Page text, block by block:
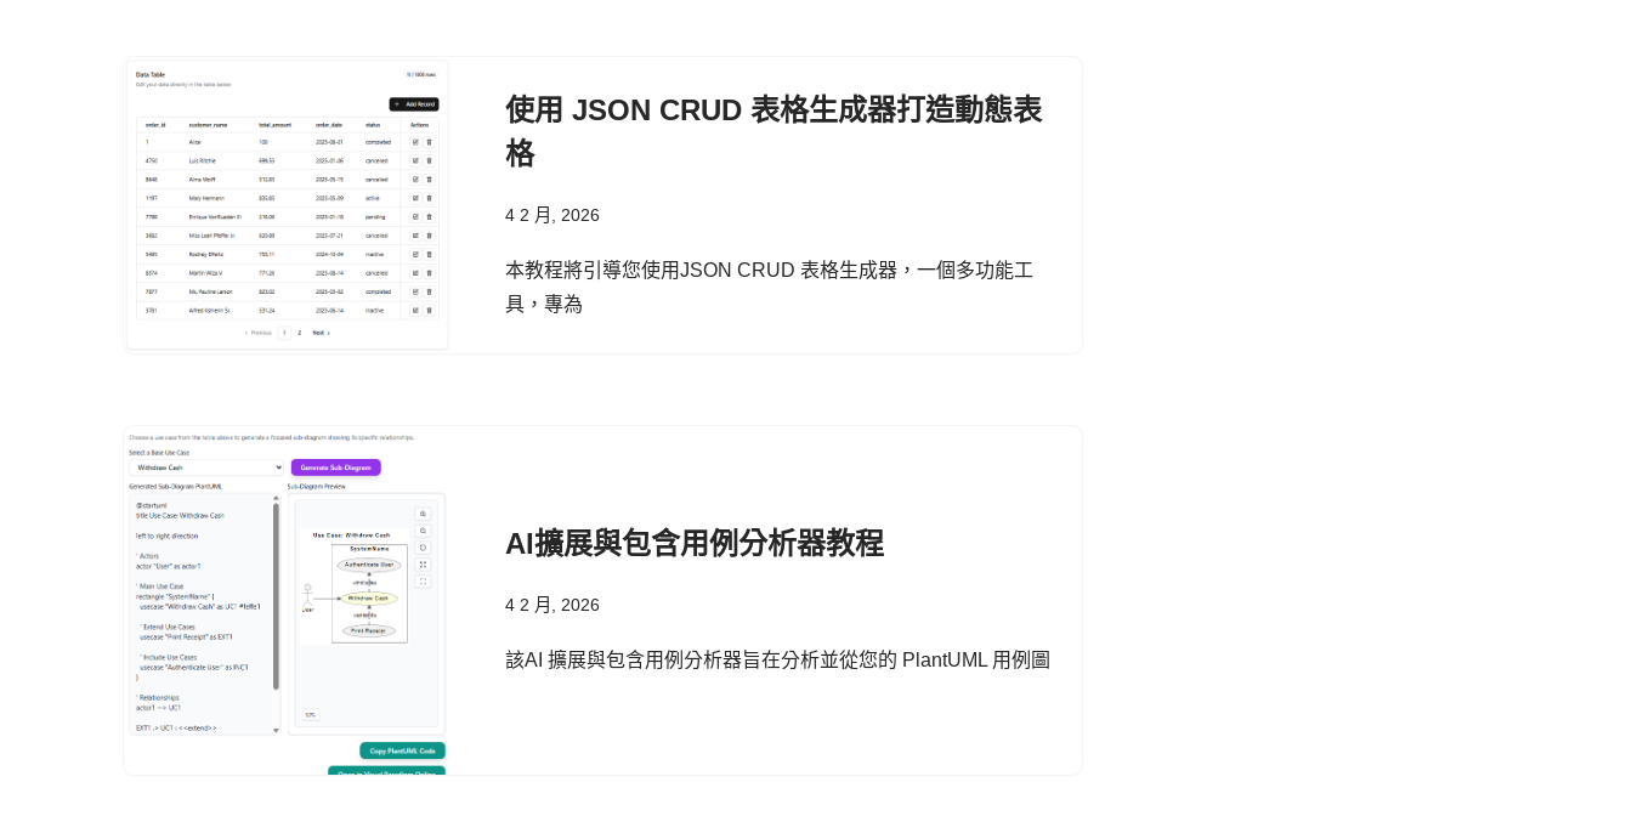
使用 JSON CRUD 表格生成器打造動態表
格
4 2 月, 2026
本教程將引導您使用JSON CRUD 表格生成器，一個多功能工
具，專為
AI擴展與包含用例分析器教程
4 2 月, 2026
該AI 擴展與包含用例分析器旨在分析並從您的 PlantUML 用例圖